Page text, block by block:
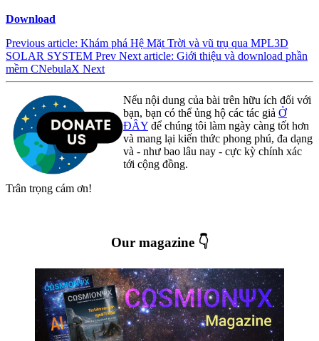
Download
Previous article: Khám phá Hệ Mặt Trời và vũ trụ qua MPL3D
SOLAR SYSTEM Prev Next article: Giới thiệu và download phần
mềm CNebulaX Next
Nếu nội dung của bài trên hữu ích đối với
bạn, bạn có thể ủng hộ các tác giả Ở
ĐÂY để chúng tôi làm ngày càng tốt hơn
và mang lại kiến thức phong phú, đa dạng
và - như bao lâu nay - cực kỳ chính xác
tới cộng đồng.
Trân trọng cám ơn!
Our magazine 👇